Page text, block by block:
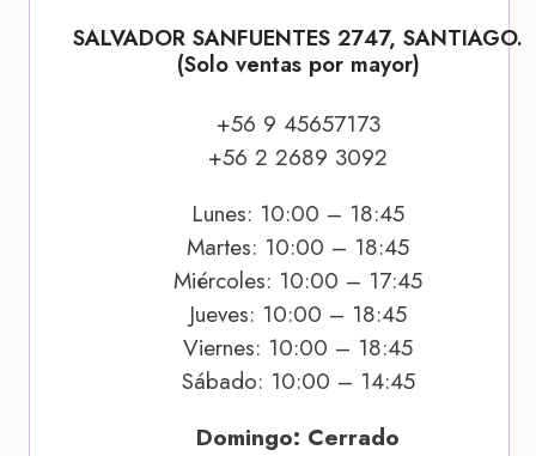
SALVADOR SANFUENTES 2747, SANTIAGO.
(Solo ventas por mayor)
+56 9 45657173
+56 2 2689 3092
Lunes: 10:00 – 18:45
Martes: 10:00 – 18:45
Miércoles: 10:00 – 17:45
Jueves: 10:00 – 18:45
Viernes: 10:00 – 18:45
Sábado: 10:00 – 14:45
Domingo: Cerrado